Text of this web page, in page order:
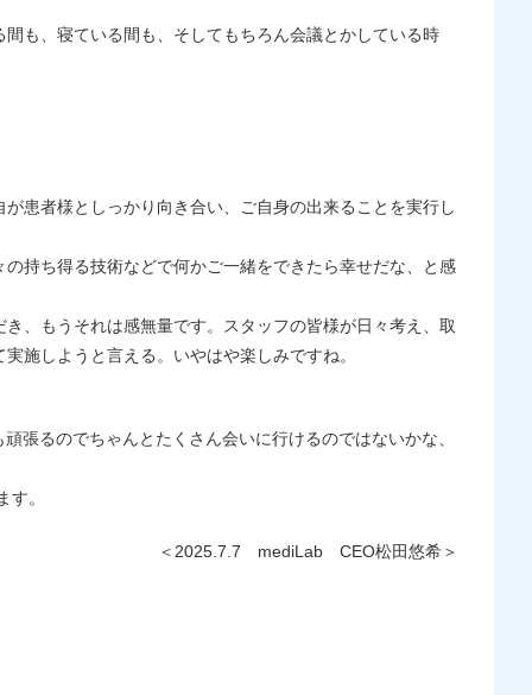
も、寝ている間も、そしてもちろん会議とかしている時
患者様としっかり向き合い、ご自身の出来ることを実行し
持ち得る技術などで何かご一緒をできたら幸せだな、と感
、もうそれは感無量です。スタッフの皆様が日々考え、取
施しようと言える。いやはや楽しみですね。
張るのでちゃんとたくさん会いに行けるのではないかな、
。
＜2025.7.7 mediLab CEO松田悠希＞